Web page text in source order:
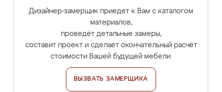
Дизайнер-замерщик приедет к Вам с каталогом
материалов,
проведёт детальные замеры,
составит проект и сделает окончательный расчёт
стоимости Вашей будущей мебели.
ВЫЗВАТЬ ЗАМЕРЩИКА